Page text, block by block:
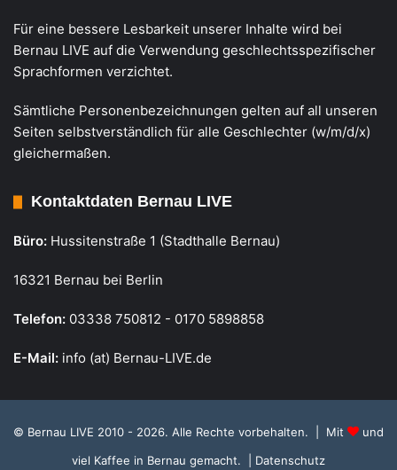
Für eine bessere Lesbarkeit unserer Inhalte wird bei
Bernau LIVE auf die Verwendung geschlechtsspezifischer
Sprachformen verzichtet.
Sämtliche Personenbezeichnungen gelten auf all unseren
Seiten selbstverständlich für alle Geschlechter (w/m/d/x)
gleichermaßen.
Kontaktdaten Bernau LIVE
Büro: Hussitenstraße 1 (Stadthalle Bernau)
16321 Bernau bei Berlin
Telefon: 03338 750812 - 0170 5898858
E-Mail: info (at) Bernau-LIVE.de
© Bernau LIVE 2010 - 2026. Alle Rechte vorbehalten. | Mit
und
viel Kaffee in Bernau gemacht.
| Datenschutz